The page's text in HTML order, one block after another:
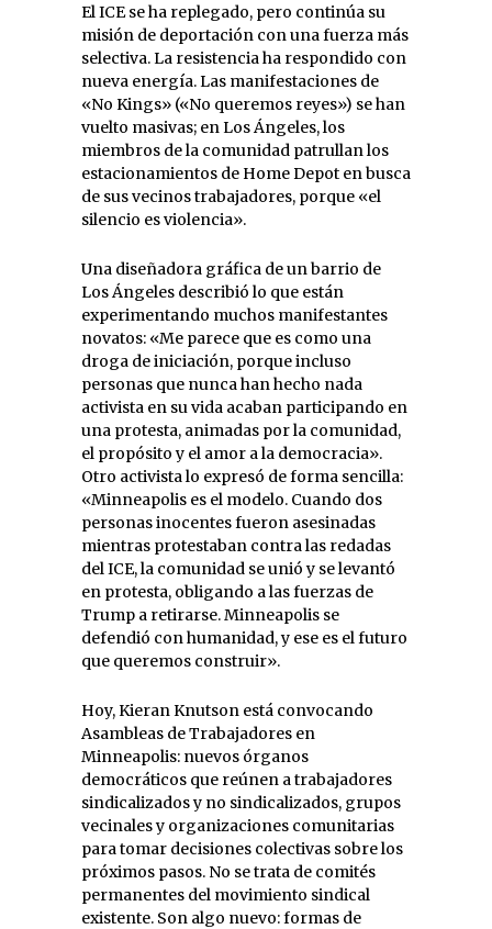
El ICE se ha replegado, pero continúa su
misión de deportación con una fuerza más
selectiva. La resistencia ha respondido con
nueva energía. Las manifestaciones de
«No Kings» («No queremos reyes») se han
vuelto masivas; en Los Ángeles, los
miembros de la comunidad patrullan los
estacionamientos de Home Depot en busca
de sus vecinos trabajadores, porque «el
silencio es violencia».
Una diseñadora gráfica de un barrio de
Los Ángeles describió lo que están
experimentando muchos manifestantes
novatos: «Me parece que es como una
droga de iniciación, porque incluso
personas que nunca han hecho nada
activista en su vida acaban participando en
una protesta, animadas por la comunidad,
el propósito y el amor a la democracia».
Otro activista lo expresó de forma sencilla:
«Minneapolis es el modelo. Cuando dos
personas inocentes fueron asesinadas
mientras protestaban contra las redadas
del ICE, la comunidad se unió y se levantó
en protesta, obligando a las fuerzas de
Trump a retirarse. Minneapolis se
defendió con humanidad, y ese es el futuro
que queremos construir».
Hoy, Kieran Knutson está convocando
Asambleas de Trabajadores en
Minneapolis: nuevos órganos
democráticos que reúnen a trabajadores
sindicalizados y no sindicalizados, grupos
vecinales y organizaciones comunitarias
para tomar decisiones colectivas sobre los
próximos pasos. No se trata de comités
permanentes del movimiento sindical
existente. Son algo nuevo: formas de